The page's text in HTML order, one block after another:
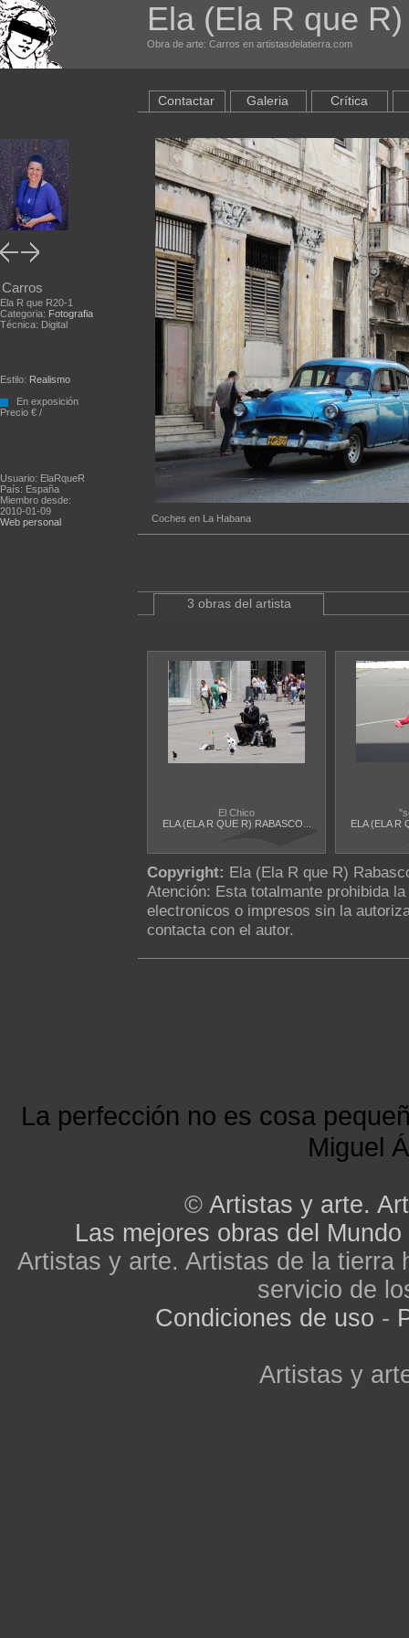
Ela (Ela R que
Obra de arte: Carros en artistasdelatierra.com
Carros
Ela R que R20-1
Categoria: Fotografia
Técnica: Digital
Estilo: Realismo
En exposición
Precio € /
Usuario: ElaRqueR
País: España
Miembro desde:
2010-01-09
Web personal
Contactar Galeria Crítica
Coches en La Habana
3 obras del artista
El Chico
ELA (ELA R QUE R) RABASCO...
ELA (ELA R
Copyright: Ela (Ela R que R)
Atención: Esta totalmante prohibida
electronicos o impresos sin la
contacta con el autor.
La perfección no es cosa
Miguel
© Artistas y arte.
Las mejores obras del Mundo
Artistas y arte. Artistas de la tierra
servicio de
Condiciones de uso -
Artistas y